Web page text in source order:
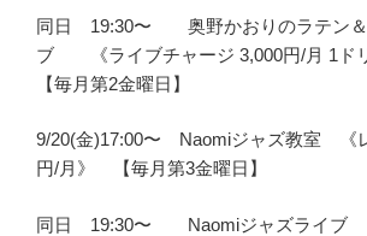
同日 19:30〜 奥野かおりのラテン＆
ブ 《ライブチャージ 3,000円/月 1ド
【毎月第2金曜日】
9/20(金)17:00〜 Naomiジャズ教室 《
円/月》 【毎月第3金曜日】
同日 19:30〜 Naomiジャズライブ